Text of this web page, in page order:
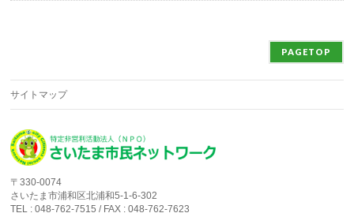
PAGETOP
サイトマップ
〒330-0074
さいたま市浦和区北浦和5-1-6-302
TEL : 048-762-7515 / FAX : 048-762-7623